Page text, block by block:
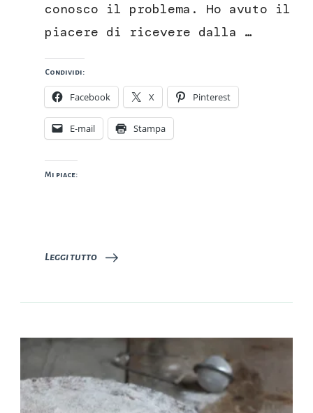
conosco il problema. Ho avuto il
piacere di ricevere dalla …
Condividi:
Facebook X Pinterest
E-mail Stampa
Mi piace:
Leggi tutto